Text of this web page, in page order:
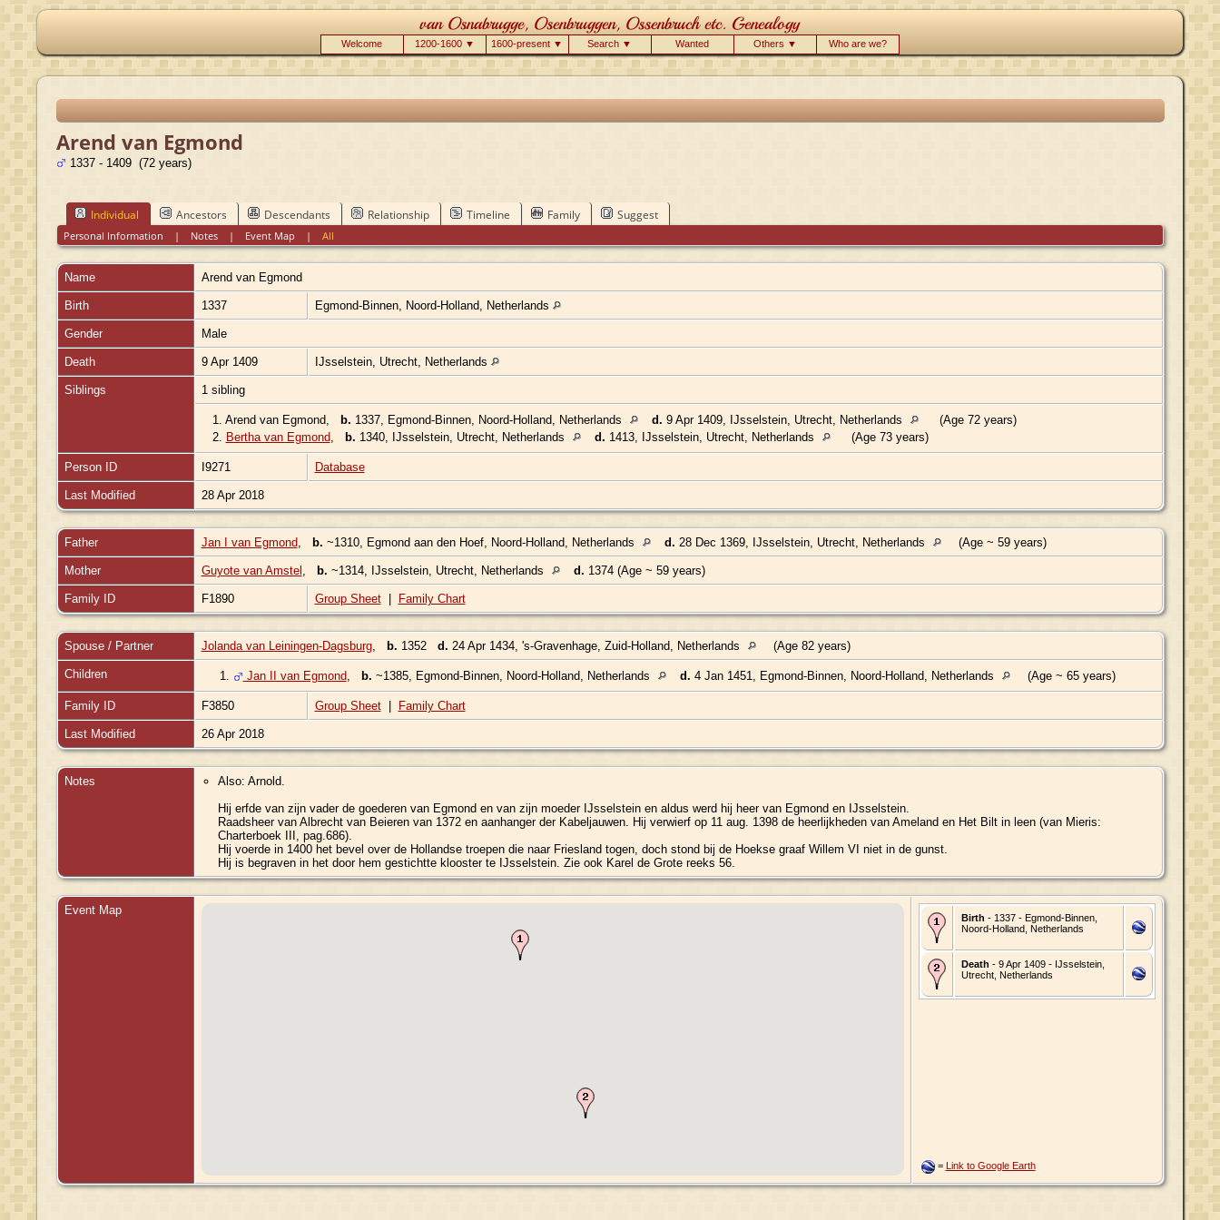
Welcome 1200-1600 ▼ 1600-present ▼ Search ▼ Wanted Others ▼ Who are we?
Arend van Egmond
1337 - 1409 (72 years)
Individual Ancestors Descendants Relationship Timeline Family Suggest
Personal Information | Notes | Event Map |All
Name Arend van Egmond
Birth 1337 Egmond-Binnen, Noord-Holland, Netherlands
Gender Male
Death 9 Apr 1409 IJsselstein, Utrecht, Netherlands
Siblings 1 sibling
1. Arend van Egmond b. 1337, Egmond-Binnen, Noord-Holland, Netherlands d. 9 Apr 1409, IJsselstein, Utrecht, Netherlands
(Age 72 years)
2.
Bertha van Egmond b. 1340, IJsselstein, Utrecht, Netherlands d. 1413, IJsselstein, Utrecht, Netherlands (Age 73 years)
Person ID I9271 Database
Last Modified 28 Apr 2018
Father Jan I van Egmond b. ~1310, Egmond aan den Hoef, Noord-Holland, Netherlands d. 28 Dec 1369, IJsselstein, Utrecht, Netherlands (Age ~ 59 years)
Mother Guyote van Amstel b. ~1314, IJsselstein, Utrecht, Netherlands d. 1374 (Age ~ 59 years)
Family ID F1890 Group Sheet| Family Chart
Spouse / Partner Jolanda van Leiningen-Dagsburg, b. 1352 d. 24 Apr 1434, 's-Gravenhage, Zuid-Holland, Netherlands (Age 82 years)
Children 1. Jan II van Egmond b. ~1385, Egmond-Binnen, Noord-Holland, Netherlands d. 4 Jan 1451, Egmond-Binnen, Noord-Holland, Netherlands (Age ~ 65 years)
Family ID F3850 Group Sheet| Family Chart
Last Modified 26 Apr 2018
Notes
Also: Arnold.
Hij erfde van zijn vader de goederen van Egmond en van zijn moeder IJsselstein en aldus werd hij heer van Egmond en IJsselstein.
Raadsheer van Albrecht van Beieren van 1372 en aanhanger der Kabeljauwen. Hij verwierf op 11 aug. 1398 de heerlijkheden van Ameland en Het Bilt in leen (van Mieris:
Charterboek III, pag.686).
Hij voerde in 1400 het bevel over de Hollandse troepen die naar Friesland togen, doch stond bij de Hoekse graaf Willem VI niet in de gunst.
Hij is begraven in het door hem gestichtte klooster te IJsselstein. Zie ook Karel de Grote reeks 56.
Event Map
Birth - 1337 - Egmond-Binnen,
Noord-Holland, Netherlands
Death - 9 Apr 1409 - IJsselstein,
Utrecht, Netherlands
= Link to Google Earth